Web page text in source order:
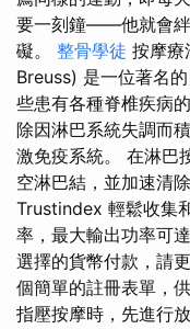
要一刻鐘——他就會絆
礙。 整骨學徒 按摩療
Breuss) 是一位著名
些患有各種脊椎疾病
除因淋巴系統失調而
激免疫系統。 在淋巴
空淋巴結，並加速清
Trustindex 輕鬆收集
率，最大輸出功率可
選擇的貨幣付款，請
個簡單的註冊表單，
指壓按摩時，先進行